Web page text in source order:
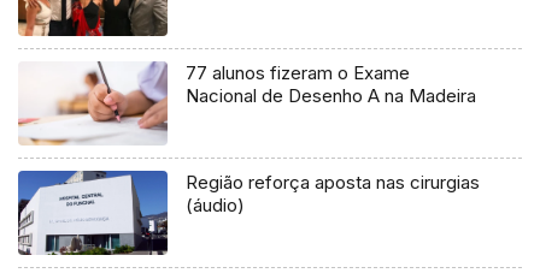
77 alunos fizeram o Exame
Nacional de Desenho A na Madeira
Região reforça aposta nas cirurgias
(áudio)